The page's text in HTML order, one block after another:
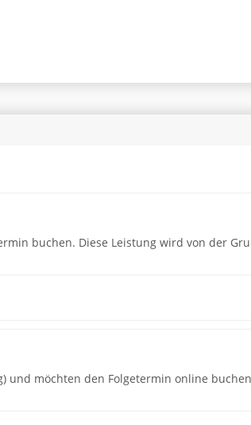
buchen. Diese Leistung wird von der
und möchten den Folgetermin online